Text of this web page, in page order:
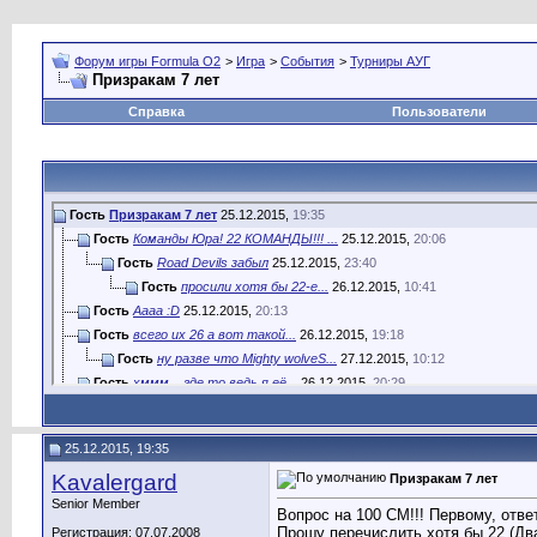
Форум игры Formula O2 > Игра > События > Турниры АУГ
Призракам 7 лет
Справка Пользователи
Гость Призракам 7 лет 25.12.2015, 19:35
Гость Команды Юра! 22 КОМАНДЫ!!! ... 25.12.2015, 20:06
Гость Road Devils забыл 25.12.2015, 23:40
Гость просили хотя бы 22-е... 26.12.2015, 10:41
Гость Аааа :D 25.12.2015, 20:13
Гость всего их 26 а вот такой... 26.12.2015, 19:18
Гость ну разве что Mighty wolveS... 27.12.2015, 10:12
Гость хммм... где то ведь я её... 26.12.2015, 20:29
Гость дак собственно 2-е осталось...26.12.2015,21:20
Гость NeaDEkvatorZ
Гость я спутал, 24 их. проехали...27.12.2015,11:17
Гость
провокатор!!!! гони...27.12.2015,12:37
Гость а человек семь раз форум...
12:51
25.12.2015, 19:35
Kavalergard
Senior Member
Регистрация: 07.07.2008
Призракам 7 лет
Вопрос на 100 СМ!!! Первому,
Прошу перечислить хотя бы 22